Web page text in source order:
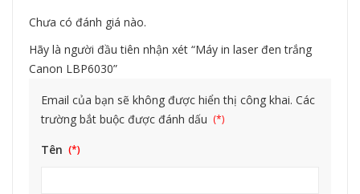
Chưa có đánh giá nào.
Hãy là người đầu tiên nhận xét “Máy in laser đen trắng
Canon LBP6030”
Email của bạn sẽ không được hiển thị công khai. Các
trường bắt buộc được đánh dấu
Tên